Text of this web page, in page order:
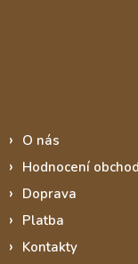
O nás
Hodnocení
Doprava
Platba
Kontakty